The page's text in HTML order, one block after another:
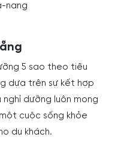
nang
5 sao theo tiêu
dựa trên sự kết hợp
dưỡng luôn mong
cuộc sống khỏe
du khách.